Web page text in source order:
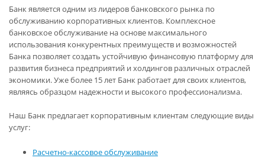
Банк является одним из лидеров банковского рынка по
обслуживанию корпоративных клиентов. Комплексное
банковское обслуживание на основе максимального
использования конкурентных преимуществ и возможностей
Банка позволяет создать устойчивую финансовую платформу для
развития бизнеса предприятий и холдингов различных отраслей
экономики. Уже более 15 лет Банк работает для своих клиентов,
являясь образцом надежности и высокого профессионализма.
Наш Банк предлагает корпоративным клиентам следующие виды
услуг:
Расчетно-кассовое обслуживание